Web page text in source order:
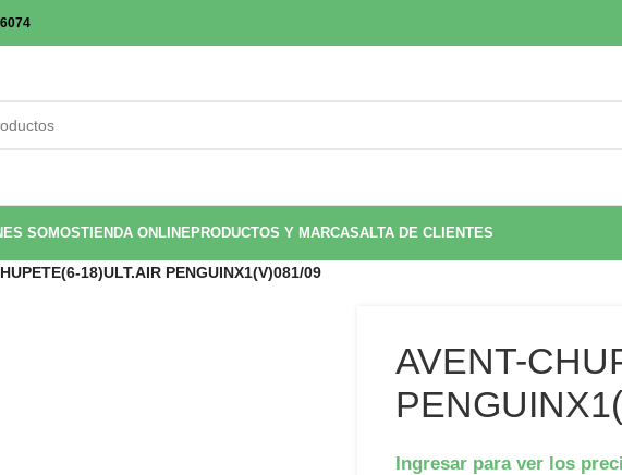
SOMOSTIENDA ONLINEPRODUCTOS Y MARCASALTA DE CLIENTES
18)ULT.AIR PENGUINX1(V)081/09
AVENT-
Ingresar para ver los